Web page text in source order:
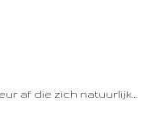
af die zich natuurlijk…